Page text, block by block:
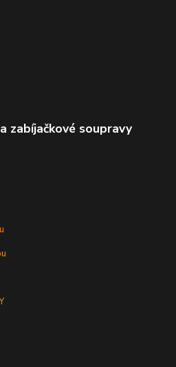
zabíjačkové soupravy